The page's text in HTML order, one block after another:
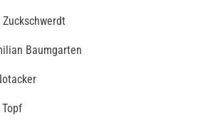
Baumgarten